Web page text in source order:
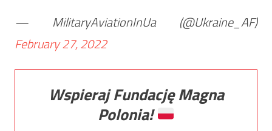
— MilitaryAviationInUa (@Ukraine_AF)
February 27, 2022
Wspieraj Fundację Magna
Polonia!